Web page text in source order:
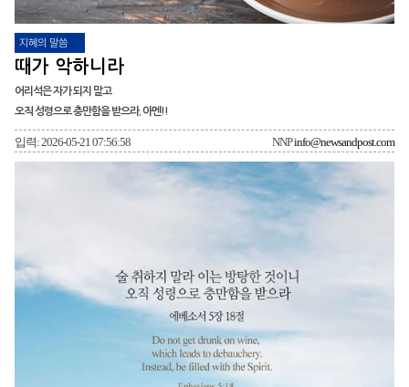
지혜의 말씀
때가 악하니라
어리석은 자가 되지 말고
오직 성령으로 충만함을 받으라. 아멘!!
입력: 2026-05-21 07:56:58 NNPinfo@newsandpost.com